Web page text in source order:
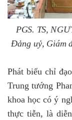
PGS. TS,NGƯ
Đảng uỷ, Giám
Phát biểuchỉ đạo
Trung tướng
khoa học có ý
thực tiễn, là